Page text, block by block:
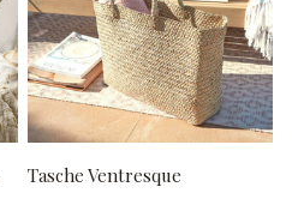
Tasche Ventresque